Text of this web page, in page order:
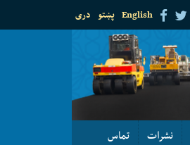
دری پښتو English
نشرات تماس